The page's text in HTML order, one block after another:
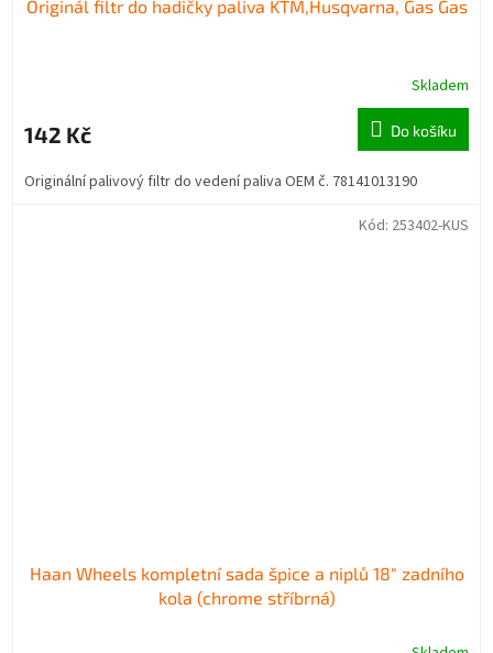
Originál filtr do hadičky paliva KTM,Husqvarna, Gas Gas
Skladem
142 Kč Do košíku
Originální palivový filtr do vedení paliva OEM č. 78141013190
Haan Wheels kompletní sada špice a niplů 18" zadního
kola (chrome stříbrná)
Kód: 253402-KUS